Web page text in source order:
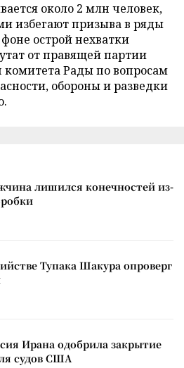
около 2 млн человек,
избегают призыва в ряды
острой нехватки
от правящей партии
комитета Рады по вопросам
обороны и разведки
лишился конечностей из-
Тупака Шакура опроверг
Ирана одобрила закрытие
судов США